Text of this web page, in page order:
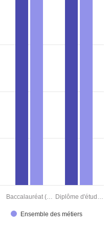
Ensemble des métiers
Baccalauréat (… Diplôme d'étud…